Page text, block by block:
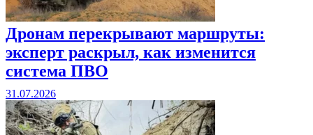
Дронам перекрывают маршруты:
эксперт раскрыл, как изменится
система ПВО
31.07.2026